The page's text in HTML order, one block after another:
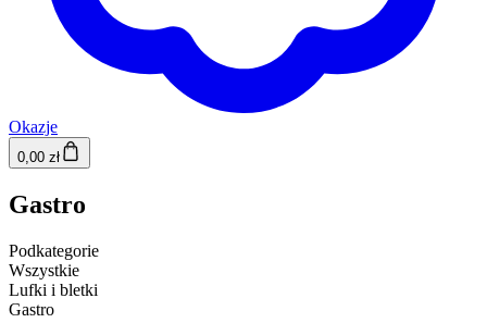
Okazje
0,00 zł
Gastro
Podkategorie
Wszystkie
Lufki i bletki
Gastro